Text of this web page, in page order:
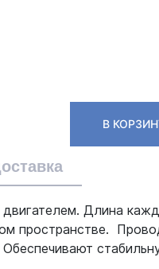
В
Длина
пространстве.